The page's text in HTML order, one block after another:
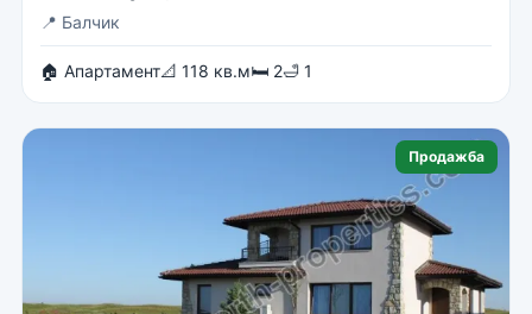
📍 Балчик
🏠 Апартамент📐 118 кв.м🛏 2🛁 1
Продажба